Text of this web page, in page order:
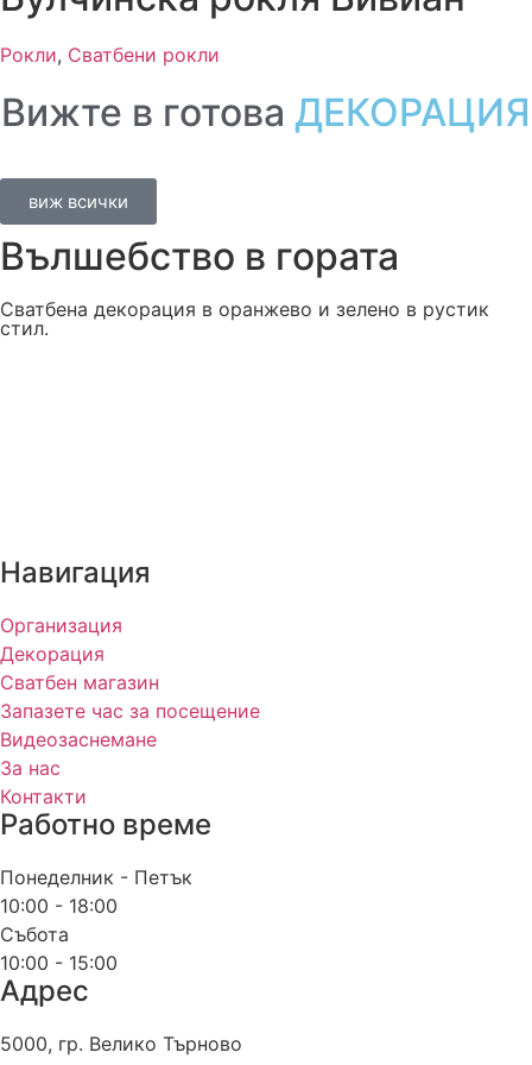
Рокли, Сватбени рокли
Вижте в готова ДЕКОРАЦИЯ
виж всички
Вълшебство в гората
Сватбена декорация в оранжево и зелено в рустик
стил.
Навигация
Организация
Декорация
Сватбен магазин
Запазете час за посещение
Видеозаснемане
За нас
Контакти
Работно време
Понеделник - Петък
10:00 - 18:00
Събота
10:00 - 15:00
Адрес
5000, гр. Велико Търново